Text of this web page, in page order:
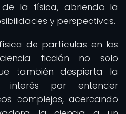
de la física, abriendo la
y perspectivas.
de partículas en los
ficción no solo
también despierta la
por entender
complejos, acercando